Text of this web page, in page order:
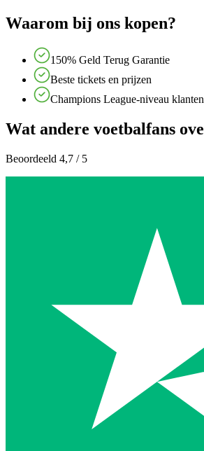
Waarom bij ons kopen?
150% Geld Terug Garantie
Beste tickets en prijzen
Champions League-niveau
Wat andere voetbalfans
Beoordeeld 4,7 / 5